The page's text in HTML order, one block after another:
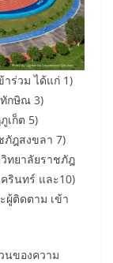
ร่วม ได้แก่ 1)
กษิณ 3)
เก็ต 5)
ภัฎสงขลา 7)
ทยาลัยราชภัฎ
รินทร์ และ10)
ผู้ติดตาม เข้า
นของความ